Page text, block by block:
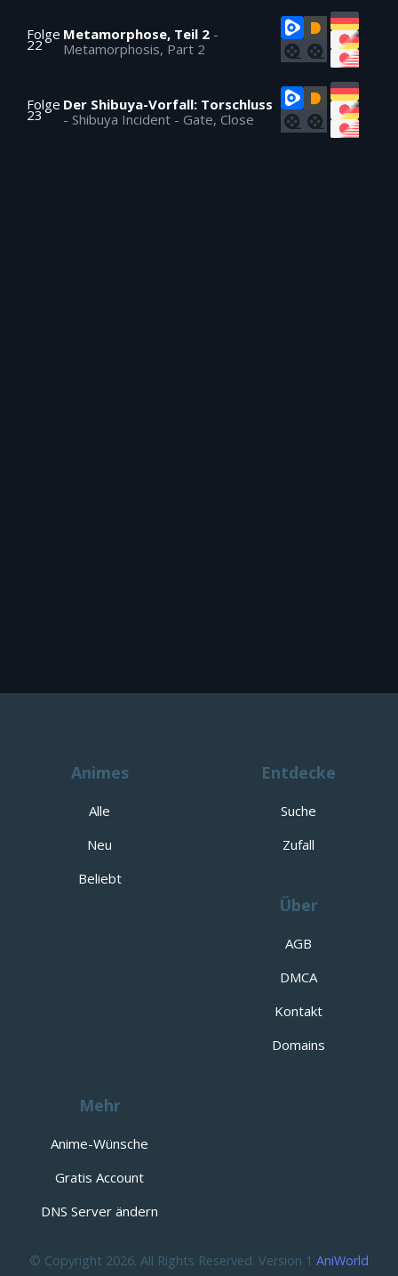
Folge
22
Metamorphose, Teil 2 -
Metamorphosis, Part 2
Folge
23
Der Shibuya-Vorfall: Torschluss
- Shibuya Incident - Gate, Close
Animes
Alle
Neu
Beliebt
Entdecke
Suche
Zufall
Über
AGB
DMCA
Kontakt
Domains
Mehr
Anime-Wünsche
Gratis Account
DNS Server ändern
© Copyright 2026. All Rights Reserved. Version 1 AniWorld